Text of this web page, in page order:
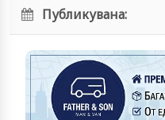
Публикувана: